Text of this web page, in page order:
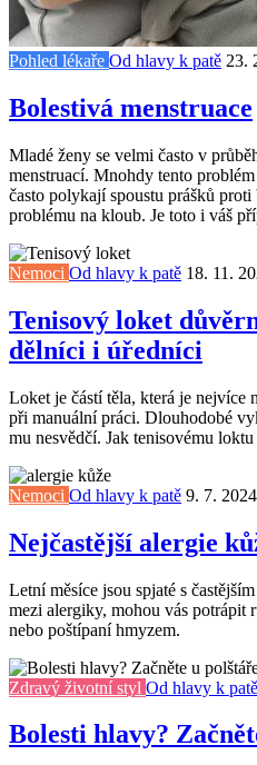
Pohled lékaře Od hlavy k patě 23.
Bolestivá menstruace
Mladé ženy se velmi často v
menstruací. Mnohdy tento
často polykají spoustu prášků
problému na kloub. Je toto i váš
Nemoci Od hlavy k patě 18. 11.
Tenisový loket
dělníci i úředníci
Loket je částí těla, která je nejvíce
při manuální práci. Dlouhodobé
mu nesvědčí. Jak tenisovému
Nemoci Od hlavy k patě 9. 7. 2024
Nejčastější alergie
Letní měsíce jsou spjaté s
mezi alergiky, mohou vás potrápit
nebo poštípaní hmyzem.
Zdravý životní styl Od hlavy k patě
Bolesti hlavy?